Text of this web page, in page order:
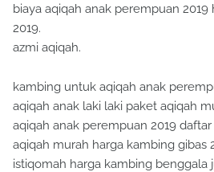
biaya aqiqah anak perempuan
2019.
azmi aqiqah.
kambing untuk aqiqah anak
aqiqah anak laki laki paket aqiqah
aqiqah anak perempuan 2019 daftar
aqiqah murah harga kambing gibas
istiqomah harga kambing benggala